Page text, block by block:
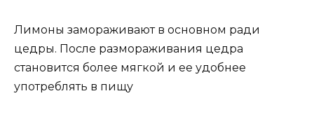
Лимоны замораживают в основном ради
цедры. После размораживания цедра
становится более мягкой и ее удобнее
употреблять в пищу